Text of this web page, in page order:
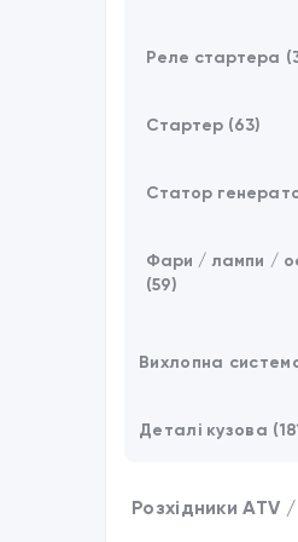
Аксессуари (21)
Зарядні пристрої /
Обладнання (16)
Реле стартера
Стартер (63)
Статор
Фари / лампи /
(59)
Вихлопна
Випускні
Деталі кузова
Розхідники ATV